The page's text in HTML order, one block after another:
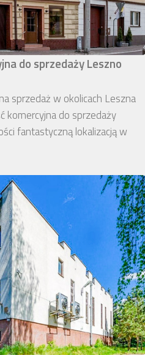
do sprzedaży Leszno
sprzedaż w okolicach Leszna
komercyjna do sprzedaży
fantastyczną lokalizacją w